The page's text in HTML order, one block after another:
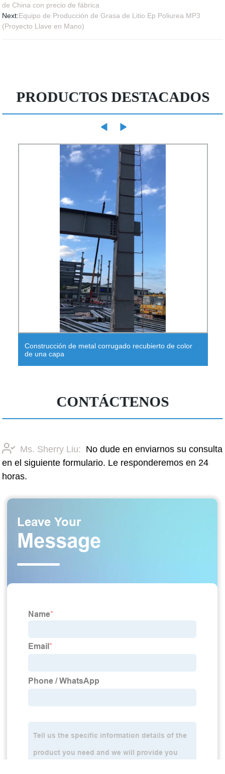
de China con precio de fábrica
Next:Equipo de Producción de Grasa de Litio Ep Poliurea MP3
(Proyecto Llave en Mano)
PRODUCTOS DESTACADOS
Construcción de metal corrugado recubierto de color
de una capa
CONTÁCTENOS
Ms. Sherry Liu: No dude en enviarnos su consulta
en el siguiente formulario. Le responderemos en 24
horas.